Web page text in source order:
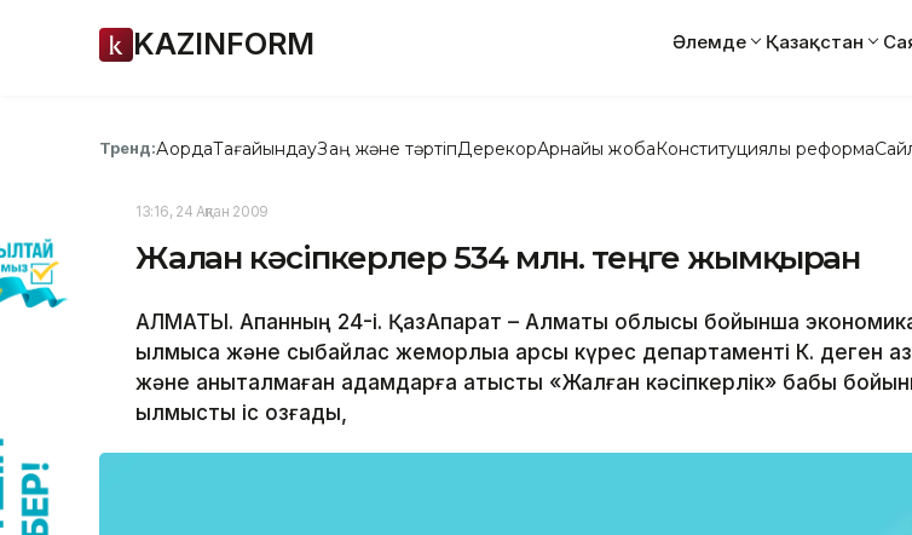
KAZINFORM Әлемде Қазақстан
Тренд:АқордаТағайындауЗаң және тәртіпДерекқорАрнайы жобаКонституциялық реформа
13:16, 24 Ақпан 2009
Жалған кәсіпкерлер 534 млн. теңге жымқырған
АЛМАТЫ. Ақпанның 24-і. ҚазАқпарат – Алматы облысы бойынша
қылмысқа және сыбайлас жемқорлыққа қарсы күрес департаменті К. деген
және анықталмаған адамдарға қатысты «Жалған кәсіпкерлік» бабы
қылмыстық іс қозғады,